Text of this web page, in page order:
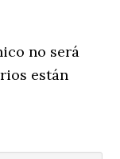
no será
están